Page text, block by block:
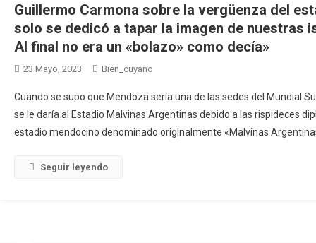
Guillermo Carmona sobre la vergüenza del
solo se dedicó a tapar la imagen de nuestras
Al final no era un «bolazo» como decía»
23 Mayo, 2023 Bien_cuyano
Cuando se supo que Mendoza sería una de las sedes del Mundial
se le daría al Estadio Malvinas Argentinas debido a las rispideces
estadio mendocino denominado originalmente «Malvinas
Seguir leyendo